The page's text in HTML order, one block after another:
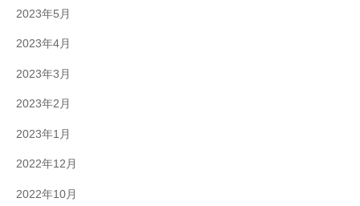
2023年5月
2023年4月
2023年3月
2023年2月
2023年1月
2022年12月
2022年10月